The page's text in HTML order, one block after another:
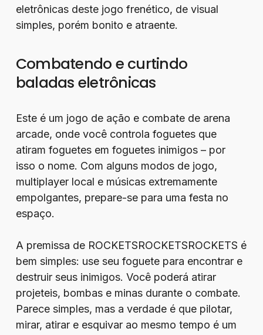
eletrônicas deste jogo frenético, de visual
simples, porém bonito e atraente.
Combatendo e curtindo
baladas eletrônicas
Este é um jogo de ação e combate de arena
arcade, onde você controla foguetes que
atiram foguetes em foguetes inimigos – por
isso o nome. Com alguns modos de jogo,
multiplayer local e músicas extremamente
empolgantes, prepare-se para uma festa no
espaço.
A premissa de ROCKETSROCKETSROCKETS é
bem simples: use seu foguete para encontrar e
destruir seus inimigos. Você poderá atirar
projeteis, bombas e minas durante o combate.
Parece simples, mas a verdade é que pilotar,
mirar, atirar e esquivar ao mesmo tempo é um